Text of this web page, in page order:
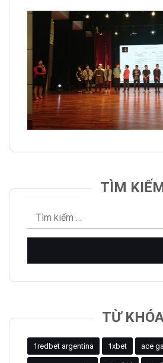
TÌM
Tìm
kiếm
TỪ
1redbet argentina 1xbet ace